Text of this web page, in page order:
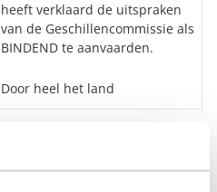
heeft verklaard de uitspraken
van de Geschillencommissie als
BINDEND te aanvaarden.
Door heel het land